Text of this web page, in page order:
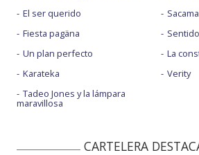
El ser querido
Fiesta pagäna
Un plan perfecto
Karateka
Tadeo Jones y la lámpara
maravillosa
La
Verity
CARTELERA